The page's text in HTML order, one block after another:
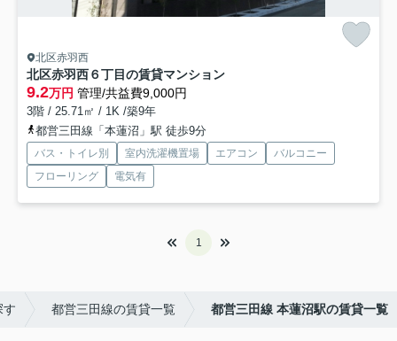
北区赤羽西
北区赤羽西６丁目の賃貸マンション
9.2万円 管理/共益費9,000円
3階 / 25.71㎡ / 1K /築9年
都営三田線「本蓮沼」駅 徒歩9分
バス・トイレ別 室内洗濯機置場 エアコン
バルコニー
フローリング
電気有
1
す 都営三田線の賃貸一覧 都営三田線 本蓮沼駅の賃貸一覧